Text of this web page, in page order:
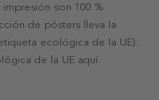
son 100 %
de pósters lleva la
ecológica de la UE).
de la UE aquí.